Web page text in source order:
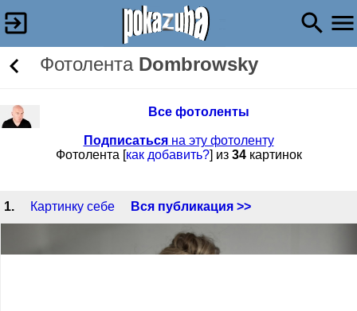
Фотолента Dombrowsky
Все фотоленты
Подписатьсяна эту фотоленту
Фотолента [как добавить?] из 34картинок
1. Картинку себе Вся публикация >>